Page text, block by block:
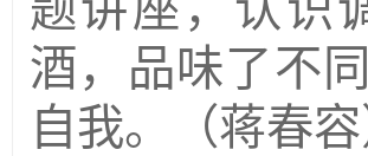
酒， 品味了不
自我。（蒋春容